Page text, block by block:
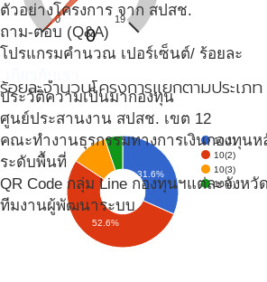
ตัวอย่างโครงการ จาก สปสช.
ถาม-ตอบ (Q&A)
โปรแกรมคำนวณ เปอร์เซ็นต์/ ร้อยละ
ประวัติความเป็นมากองทุน
ศูนย์ประสานงาน สปสช. เขต 12
คณะทำงานธุรกรรมทางการเงินกองทุน
ระดับพื้นที่
QR Code กลุ่ม Line กองทุนฯแต่ละจังหวัด
ทีมงานผู้พัฒนาระบบ
0 19
0
ร้อยละจำนวนโครงการแยกตามประเภ
10(1)
10(2)
10(3)
10(4)
31.6%
52.6%